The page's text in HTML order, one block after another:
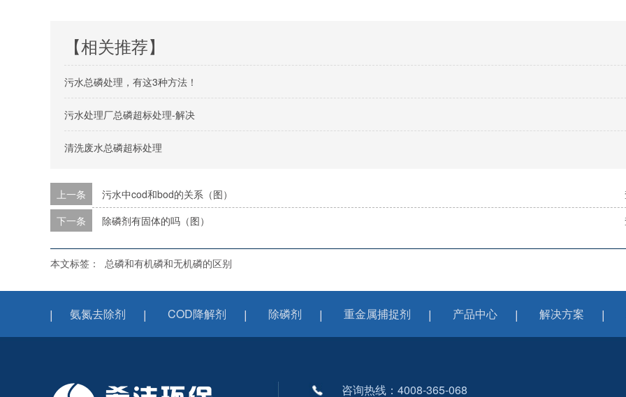
【相关推荐】
污水总磷处理，有这3种方法！
污水处理厂总磷超标处理-解决
清洗废水总磷超标处理
上一条
污水中cod和bod的关系（图）
下一条 除磷剂有固体的吗（图）
本文标签： 总磷和有机磷和无机磷的区别
氨氮去除剂 COD降解剂 除磷剂 重金属捕捉剂 产品中心 解决方案
咨询热线：4008-365-068